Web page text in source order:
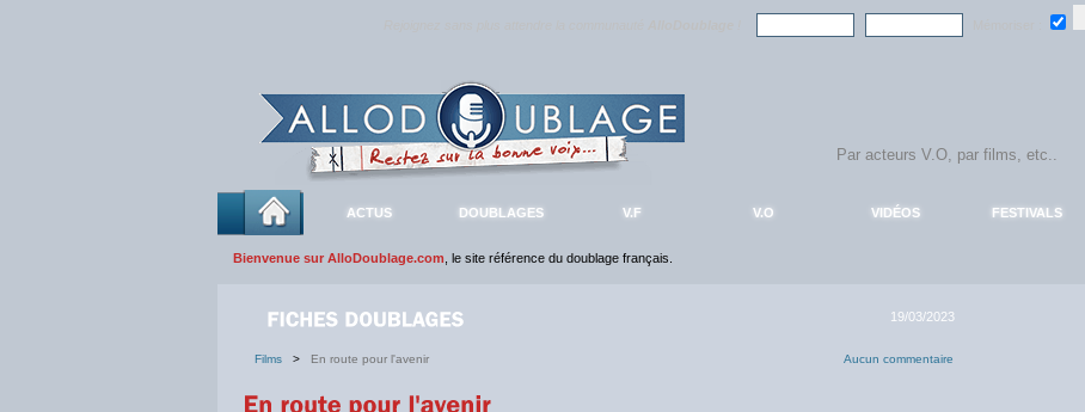
ACTUS DOUBLAGES V.F V.O VIDÉOS FESTIVALS
Bienvenue sur AlloDoublage.com , le site référence du doublage français.
19/03/2023
Films > En route pour l'avenir Aucun commentaire